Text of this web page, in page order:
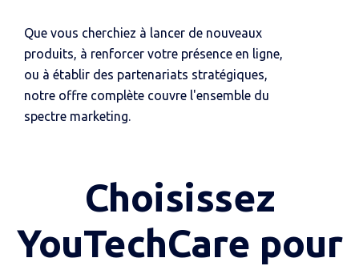
Que vous cherchiez à lancer de nouveaux
produits, à renforcer votre présence en ligne,
ou à établir des partenariats stratégiques,
notre offre complète couvre l'ensemble du
spectre marketing.
Choisissez
YouTechCare pour